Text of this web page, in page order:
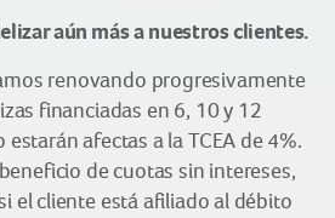
aún más a nuestros clientes.
renovando progresivamente
financiadas en 6, 10 y 12
estarán afectas a la TCEA de 4%.
de cuotas sin intereses,
el cliente está afiliado al débito